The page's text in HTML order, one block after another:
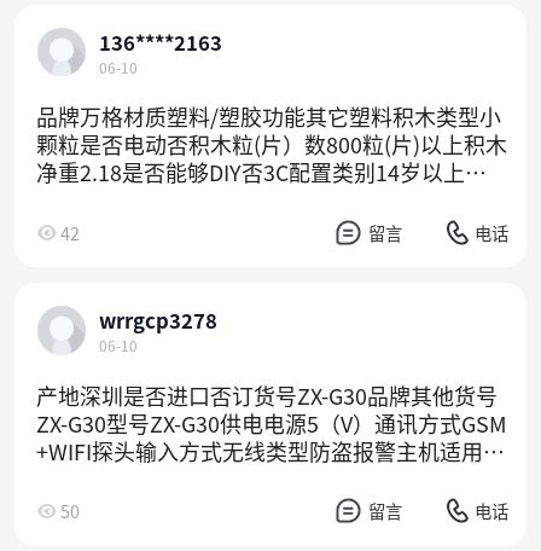
136****2163
06-10
品牌万格材质塑料/塑胶功能其它塑料积木类型小
颗粒是否电动否积木粒(片）数800粒(片)以上积木
净重2.18是否能够DIY否3C配置类别14岁以上的
式彩盒加工定制否是否外贸否塑料材质分类ABS
是否有动漫形象否是否有导购视频是多米诺类型
贸否颜色5239 中国北京紫禁城角楼是否跨境出口
专供货源否适用年龄少年（7-14岁）适用性别男
42 留言 电话
wrrgcp3278
06-10
产地深圳是否进口否订货号ZX-G30品牌其他货号
ZX-G30型号ZX-G30供电电源5（V）通讯方式GSM
+WIFI探头输入方式无线类型防盗报警主机适用范
防区，3路有线防区告警方式电话告警可配置无线
设备数量100（个）环境温度0-55（℃）环境湿度
50 留言 电话